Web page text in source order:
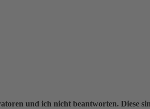
und ich nicht beantworten. Diese